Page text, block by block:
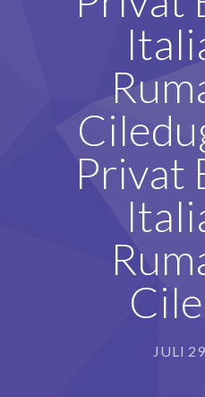
BLOG
DAFTAR GURU
Privat
JULI